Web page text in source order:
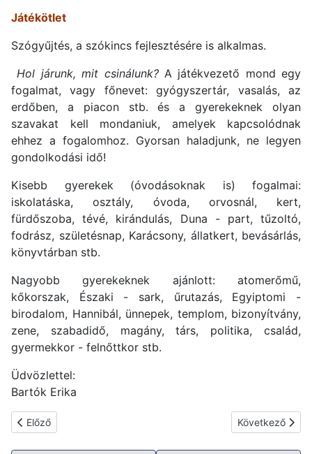
Játékötlet
Szógyűjtés, a szókincs fejlesztésére is alkalmas.
Hol járunk, mit csinálunk? A játékvezető mond egy
fogalmat, vagy főnevet: gyógyszertár, vasalás, az
erdőben, a piacon stb. és a gyerekeknek olyan
szavakat kell mondaniuk, amelyek kapcsolódnak
ehhez a fogalomhoz. Gyorsan haladjunk, ne legyen
gondolkodási idő!
Kisebb gyerekek (óvodásoknak is) fogalmai:
iskolatáska, osztály, óvoda, orvosnál, kert,
fürdőszoba, tévé, kirándulás, Duna - part, tűzoltó,
fodrász, születésnap, Karácsony, állatkert, bevásárlás,
könyvtárban stb.
Nagyobb gyerekeknek ajánlott: atomerőmű,
kőkorszak, Északi - sark, űrutazás, Egyiptomi -
birodalom, Hannibál, ünnepek, templom, bizonyítvány,
zene, szabadidő, magány, társ, politika, család,
gyermekkor - felnőttkor stb.
Üdvözlettel:
Bartók Erika
Előző cikk: Csúnya írás - van megoldás?
Előző Következő
Következő